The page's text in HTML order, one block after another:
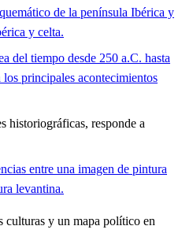
de la península Ibérica y
y celta.
del tiempo desde 250 a.C. hasta
principales acontecimientos
historiográficas, responde a
entre una imagen de pintura
levantina.
y un mapa político en